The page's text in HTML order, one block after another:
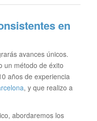
en
avances únicos.
un método de éxito
años de experiencia
, y que realizo a
abordaremos los